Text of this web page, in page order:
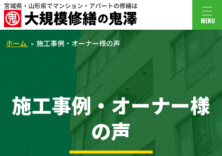
MENU
ホーム 施工事例・オーナー様の声
施工事例・オーナー様
の声